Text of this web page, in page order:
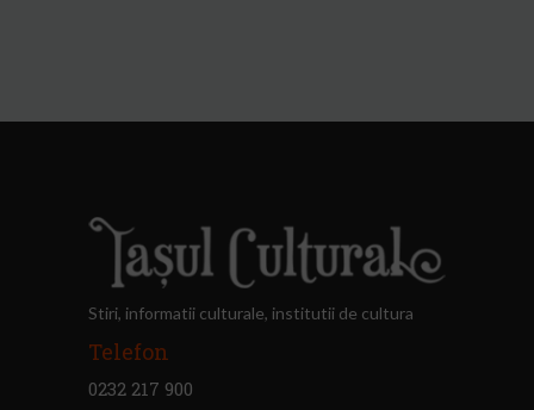
Stiri, informatii culturale, institutii de cultura
Telefon
0232 217 900